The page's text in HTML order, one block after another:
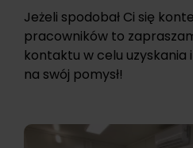
Jeżeli spodobał Ci się
pracowników to
kontaktu w celu
na swój pomysł!